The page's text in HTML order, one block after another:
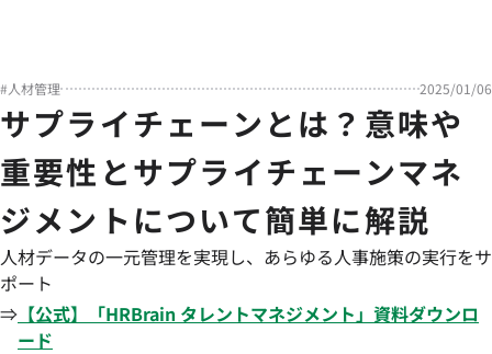
#人材管理 2025/01/06
サプライチェーンとは？意味や
重要性とサプライチェーンマネ
ジメントについて簡単に解説
人材データの一元管理を実現し、あらゆる人事施策の実行をサ
ポート
⇒ 【公式】「HRBrain タレントマネジメント」資料ダウンロ
ード